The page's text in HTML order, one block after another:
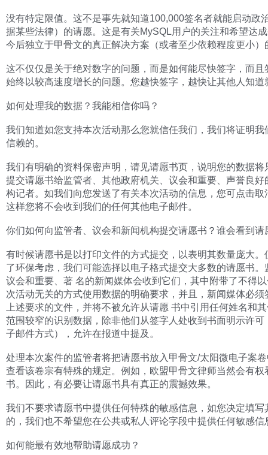
没有特定限值。这不是事先就知道100,000签名者就能启动政
据某些法律）的请愿。这是有关MySQL用户的关注和希望达
今后独立于甲骨文的真正解决方案（或者至少依赖程度更小）
这不仅仅是关于绝对数字的问题，而是如何能尽快签字，而且
始终以较高速度增长的问题。您越快签字，越快让其他人知道
如何处理我的数据？我能相信你吗？
我们知道如您支持本次活动那么您就信任我们，我们将证明我
信赖的。
我们有明确的资料保密声明，请见请愿书页，说明您的数据将
提交请愿书给监管者、其他政府机关、议会和重要、声誉良好
构记者。如我们向您发送了有关本次活动的信息，您可点击取
这样您将不会收到我们的任何其他电子邮件。
你们如何向监管者、议会和新闻机构提交请愿书？谁会看到请
有时候请愿书是以打印文件的方式提交，以表明其数量庞大。
了环保考虑，我们可能选择以电子格式提交大多数的请愿书。
议会和重要、著 名的新闻媒体会收到它们，其中附带了不得
次活动无关的方式使用数据的明确要求，并且，新闻媒体必须
上述要求的文件，并将不被允许从请愿 书中引用任何姓名和
范围较窄的识别数据，除非他们从签字人处收到书面明示许可
子邮件方式），允许在报道中提及。
处理本次案件的监管者将把请愿书放入甲骨文/太阳微电子案
查看该卷宗有特殊的规定。例如，欧盟甲骨文律师当然会有权
书。因此，有必要让请愿书具有真正的震撼效果。
我们不要求请愿书中提供任何特殊的敏感信息，如您决定填写
的，我们也不希望您在公共或私人评论字段中提供任何敏感信
如何能最有效地帮助请愿成功？